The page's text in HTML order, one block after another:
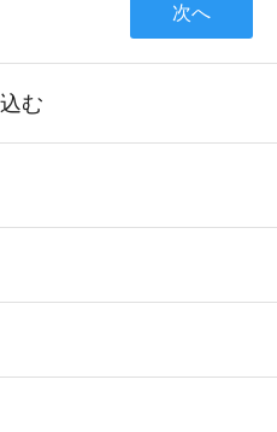
次へ
む